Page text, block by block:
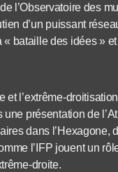
l’Observatoire des
d’un puissant
bataille des idées »
et l’extrême-
présentation de
dans l’Hexagone,
l’IFP jouent un
droite.